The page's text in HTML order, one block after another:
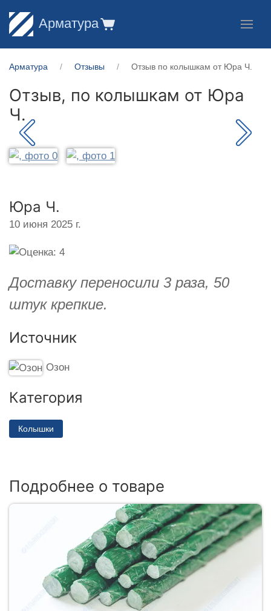
Арматура
Арматура Отзывы Отзыв по колышкам от Юра Ч.
Отзыв, по колышкам от Юра
Ч.
Юра Ч.
10 июня 2025 г.
Доставку переносили 3 раза, 50
штук крепкие.
Источник
Озон
Категория
Колышки
Подробнее о товаре